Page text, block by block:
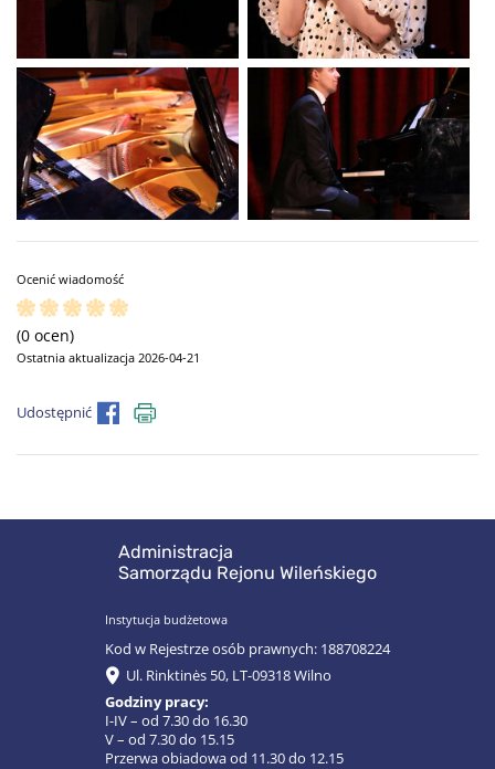
Ocenić wiadomość
(0 ocen)
Ostatnia aktualizacja 2026-04-21
Udostępnić
Administracja
Samorządu Rejonu Wileńskiego
Instytucja budżetowa
Kod w Rejestrze osób prawnych: 188708224
Ul. Rinktinės 50, LT-09318 Wilno
Godziny pracy:
I-IV – od 7.30 do 16.30
V – od 7.30 do 15.15
Przerwa obiadowa od 11.30 do 12.15